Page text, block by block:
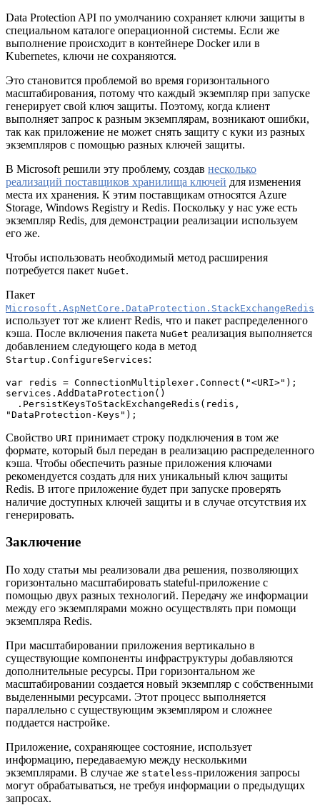
Data Protection API по умолчанию сохраняет ключи защиты в
специальном каталоге операционной системы. Если же
выполнение происходит в контейнере Docker или в
Kubernetes, ключи не сохраняются.
Это становится проблемой во время горизонтального
масштабирования, потому что каждый экземпляр при запуске
генерирует свой ключ защиты. Поэтому, когда клиент
выполняет запрос к разным экземплярам, возникают ошибки,
так как приложение не может снять защиту с куки из разных
экземпляров с помощью разных ключей защиты.
В Microsoft решили эту проблему, создав несколько
реализаций поставщиков хранилища ключей для изменения
места их хранения. К этим поставщикам относятся Azure
Storage, Windows Registry и Redis. Поскольку у нас уже есть
экземпляр Redis, для демонстрации реализации используем
его же.
Чтобы использовать необходимый метод расширения
потребуется пакет NuGet.
Пакет
Microsoft.AspNetCore.DataProtection.StackExchangeRedis
использует тот же клиент Redis, что и пакет распределенного
кэша. После включения пакета NuGet реализация выполняется
добавлением следующего кода в метод
Startup.ConfigureServices:
var redis = ConnectionMultiplexer.Connect("<URI>");
services.AddDataProtection()
"DataProtection-Keys");
Свойство URI принимает строку подключения в том же
формате, который был передан в реализацию распределенного
кэша. Чтобы обеспечить разные приложения ключами
рекомендуется создать для них уникальный ключ защиты
Redis. В итоге приложение будет при запуске проверять
наличие доступных ключей защиты и в случае отсутствия их
генерировать.
Заключение
По ходу статьи мы реализовали два решения, позволяющих
горизонтально масштабировать stateful-приложение с
помощью двух разных технологий. Передачу же информации
между его экземплярами можно осуществлять при помощи
экземпляра Redis.
При масштабировании приложения вертикально в
существующие компоненты инфраструктуры добавляются
дополнительные ресурсы. При горизонтальном же
масштабировании создается новый экземпляр с собственными
выделенными ресурсами. Этот процесс выполняется
параллельно с существующим экземпляром и сложнее
поддается настройке.
Приложение, сохраняющее состояние, использует
информацию, передаваемую между несколькими
экземплярами. В случае же stateless-приложения запросы
могут обрабатываться, не требуя информации о предыдущих
запросах.